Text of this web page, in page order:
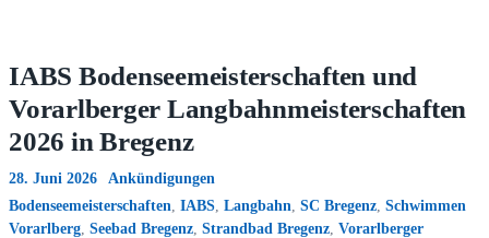
IABS Bodenseemeisterschaften und
Vorarlberger Langbahnmeisterschaften
2026 in Bregenz
28. Juni 2026
Ankündigungen
Bodenseemeisterschaften IABS Langbahn SC Bregenz Schwimmen
Vorarlberg Seebad Bregenz Strandbad Bregenz Vorarlberger